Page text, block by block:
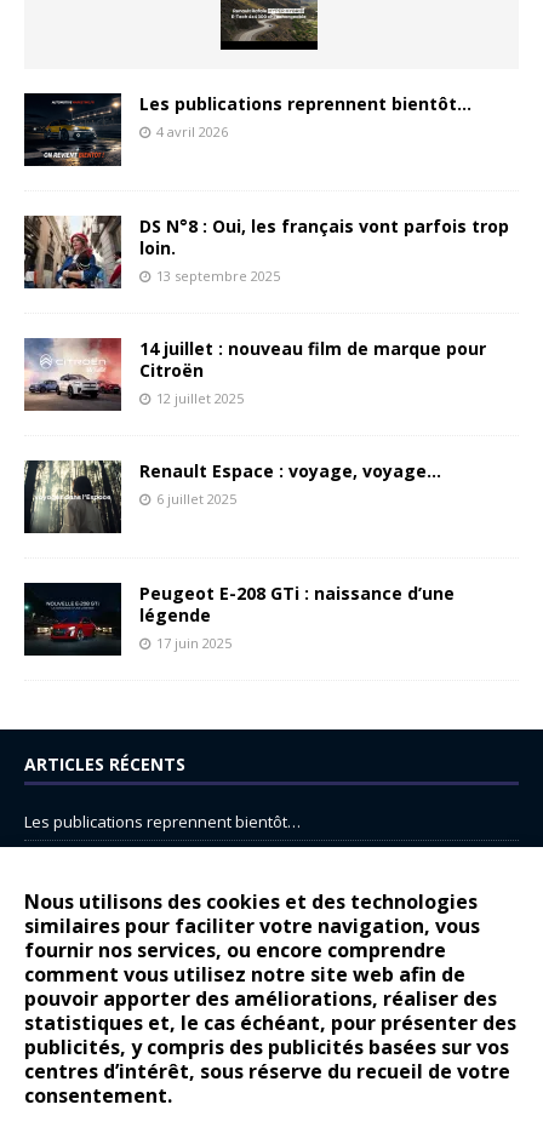
Nous utilisons des cookies et des technologies
similaires pour faciliter votre navigation, vous
fournir nos services, ou encore comprendre
comment vous utilisez notre site web afin de
pouvoir apporter des améliorations, réaliser des
statistiques et, le cas échéant, pour présenter des
publicités, y compris des publicités basées sur vos
centres d’intérêt, sous réserve du recueil de votre
consentement.
Les publications reprennent bientôt…
4 avril 2026
DS N°8 : Oui, les français vont parfois trop
loin.
13 septembre 2025
14 juillet : nouveau film de marque pour
Citroën
12 juillet 2025
Renault Espace : voyage, voyage…
6 juillet 2025
Peugeot E-208 GTi : naissance d’une
légende
17 juin 2025
ARTICLES RÉCENTS
Les publications reprennent bientôt…
14 juillet : nouveau film de marque pour Citroën
Renault Espace : voyage, voyage…
Peugeot E-208 GTi : naissance d’une légende
COMMENTAIRES RÉCENTS
Bernard DardartdansDacia Sandero : pour les gens vrais